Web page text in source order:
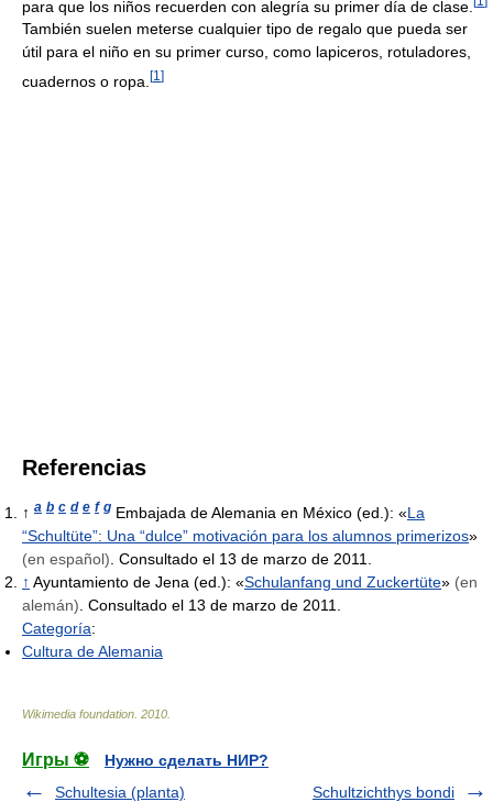
para que los niños recuerden con alegría su primer día de clase.
También suelen meterse cualquier tipo de regalo que pueda ser
útil para el niño en su primer curso, como lapiceros, rotuladores,
cuadernos o ropa. [1 ]
Referencias
↑ a b c d e f g Embajada de Alemania en México (ed.): «La
“Schultüte”: Una “dulce” motivación para los alumnos primerizos»
(en español) . Consultado el 13 de marzo de 2011.
↑ Ayuntamiento de Jena (ed.): «Schulanfang und Zuckertüte» (en
alemán) . Consultado el 13 de marzo de 2011.
Categoría:
Cultura de Alemania
Wikimedia foundation 2010
Игры ⚽
Нужно сделать НИР?
Schultesia (planta)
Schultzichthys bondi